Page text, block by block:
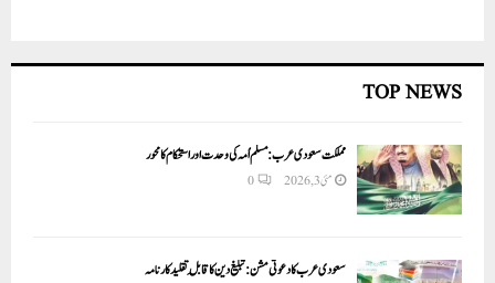
TOP NEWS
مملکت سعودی عرب: مسلم اُمہ کی وحدت اور استحکام کا محور
مئی 3, 2026 0
سعودی عرب کا دعوتی مشن: تبلیغ دین کا قابلِ تقلید کارنامہ